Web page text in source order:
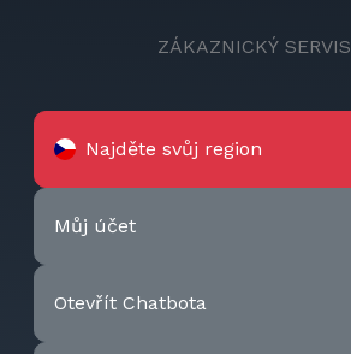
ZÁKAZNICKÝ SERVIS
Najděte svůj region
Můj účet
Otevřít Chatbota